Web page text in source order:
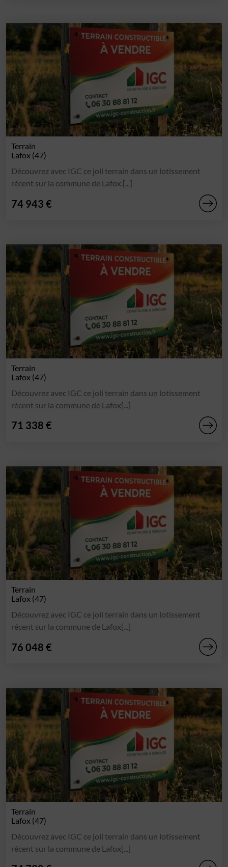
Terrain
Lafox (47)
Découvrez avec IGC ce joli terrain dans un lotissement
récent sur la commune de Lafox.[...]
74 943 €
Terrain
Lafox (47)
Découvrez avec IGC ce joli terrain dans un lotissement
récent sur la commune de Lafox[...]
71 338 €
Terrain
Lafox (47)
Découvrez avec IGC ce joli terrain dans un lotissement
récent sur la commune de Lafox[...]
76 048 €
Terrain
Lafox (47)
Découvrez avec IGC ce joli terrain dans un lotissement
récent sur la commune de Lafox[...]